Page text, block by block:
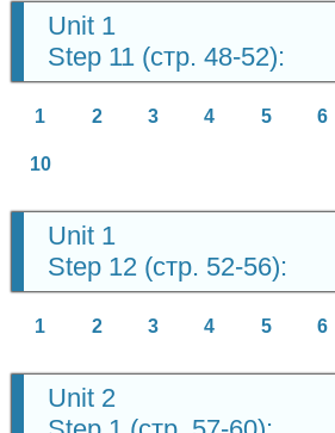
Unit 1
Step 11 (стр. 48-52):
1 2 3 4 5 6
10
Unit 1
Step 12 (стр. 52-56):
1 2 3 4 5 6
Unit 2